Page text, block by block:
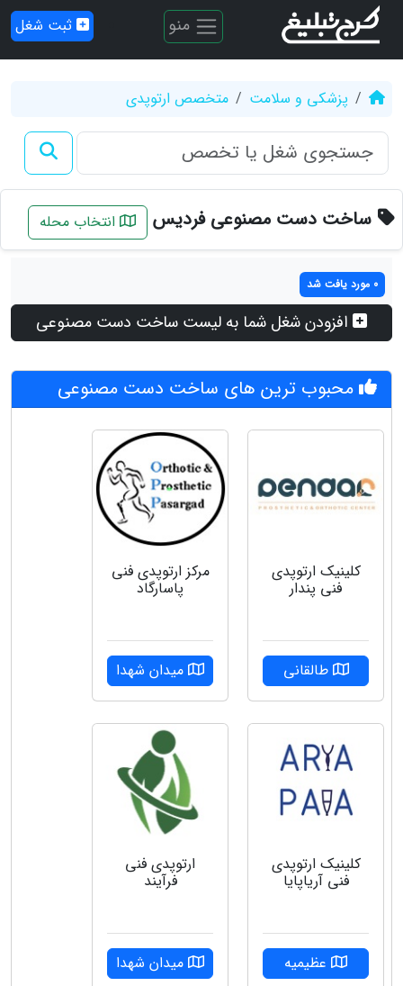
منو ثبت شغل
پزشکی و سلامت متخصص ارتوپدی
ساخت دست مصنوعی فردیس انتخاب محله
0 مورد یافت شد
افزودن شغل شما به لیست ساخت دست مصنوعی
محبوب ترین های ساخت دست مصنوعی
کلینیک ارتوپدی
فنی پندار
طالقانی
مرکز ارتوپدی فنی
پاسارگاد
میدان شهدا
کلینیک ارتوپدی
فنی آریاپایا
عظیمیه
ارتوپدی فنی
فرآیند
میدان شهدا